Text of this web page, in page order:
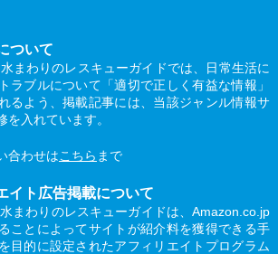
ついて
まわりのレスキューガイドでは、日常生活に
ラブルについて「適切で正しく有益な情報」
るよう、掲載記事には、当該ジャンル情報サ
を入れています。
合わせはこちら まで
イト広告掲載について
まわりのレスキューガイドは、Amazon.co.jp
ことによってサイトが紹介料を獲得できる手
目的に設定されたアフィリエイトプログラム